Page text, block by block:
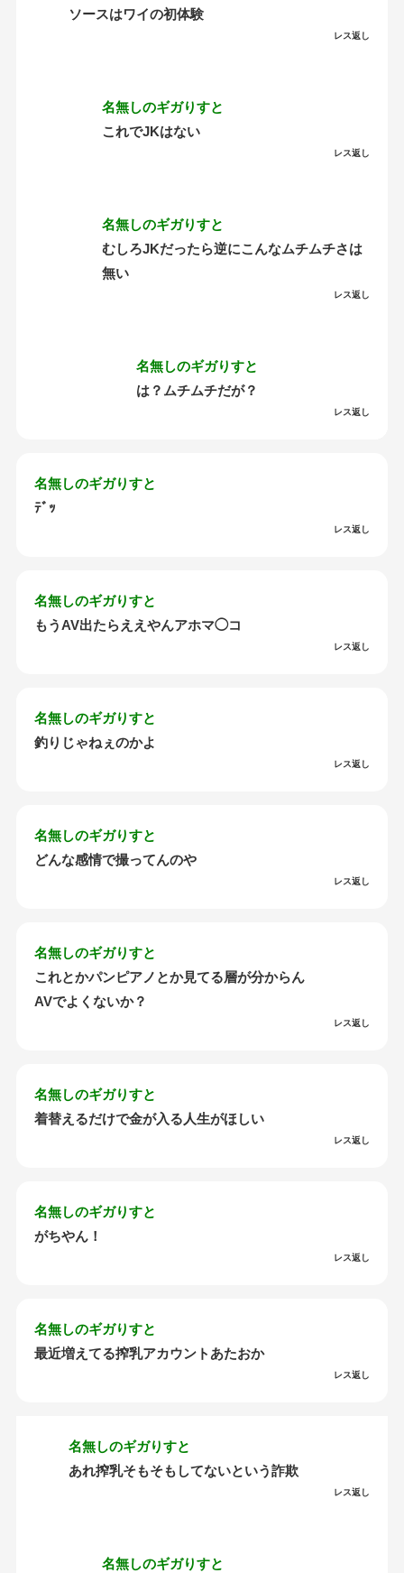
ソースはワイの初体験
レス返し
名無しのギガりすと
これでJKはない
レス返し
名無しのギガりすと
むしろJKだったら逆にこんなムチムチさは
無い
レス返し
名無しのギガりすと
は？ムチムチだが？
レス返し
名無しのギガりすと
ﾃﾞｯ
レス返し
名無しのギガりすと
もうAV出たらええやんアホマ◯コ
レス返し
名無しのギガりすと
釣りじゃねぇのかよ
レス返し
名無しのギガりすと
どんな感情で撮ってんのや
レス返し
名無しのギガりすと
これとかパンピアノとか見てる層が分からん
AVでよくないか？
レス返し
名無しのギガりすと
着替えるだけで金が入る人生がほしい
レス返し
名無しのギガりすと
がちやん！
レス返し
名無しのギガりすと
最近増えてる搾乳アカウントあたおか
レス返し
名無しのギガりすと
あれ搾乳そもそもしてないという詐欺
レス返し
名無しのギガりすと